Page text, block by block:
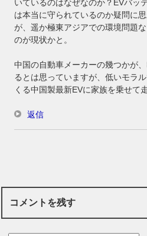
いているのはなぜなのか？EVバッ
は本当に守られているのか疑問に
が、遥か極東アジアでの環境問題
のが現状かと。
中国の自動車メーカーの幾つかが
るとは思っていますが、低いモラ
くる中国製最新EVに家族を乗せて
返信
コメントを残す